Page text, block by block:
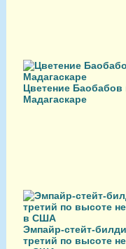
Цветение Баобабов
Мадагаскаре
Эмпайр-стейт-
третий по высоте